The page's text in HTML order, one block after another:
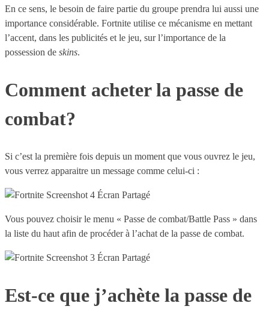
En ce sens, le besoin de faire partie du groupe prendra lui aussi une
importance considérable. Fortnite utilise ce mécanisme en mettant
l’accent, dans les publicités et le jeu, sur l’importance de la
possession de skins.
Comment acheter la passe de
combat?
Si c’est la première fois depuis un moment que vous ouvrez le jeu,
vous verrez apparaitre un message comme celui-ci :
Vous pouvez choisir le menu « Passe de combat/Battle Pass » dans
la liste du haut afin de procéder à l’achat de la passe de combat.
Est-ce que j’achète la passe de